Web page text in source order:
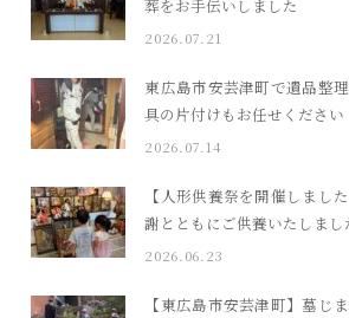
葬をお手伝いしました
2026.07.21
東広島市安芸津町で遺品整
具の片付けもお任せください
2026.07.14
【人形供養祭を開催しまし
謝とともにご供養いたしまし
2026.06.23
【東広島市安芸津町】墓じ